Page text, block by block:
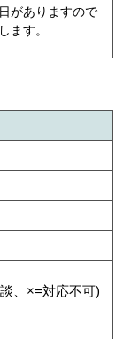
がありますので
ます。
、×=対応不可)